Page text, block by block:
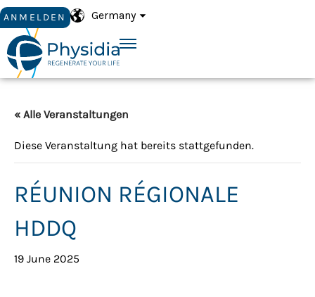
ANMELDEN Germany
« Alle Veranstaltungen
Diese Veranstaltung hat bereits stattgefunden.
RÉUNION RÉGIONALE
HDDQ
19 June 2025